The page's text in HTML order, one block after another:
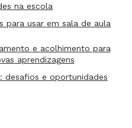
na escola
para usar em sala de aula
e acolhimento para
aprendizagens
desafios e oportunidades